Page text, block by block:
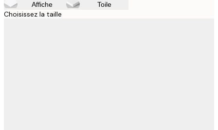
Affiche Toile
Choisissez la taille